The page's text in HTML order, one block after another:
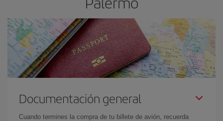
Documentación general
Cuando termines la compra de tu billete de avión, recuerda